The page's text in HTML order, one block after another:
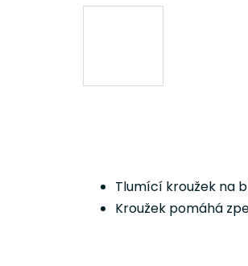
Tlumící kroužek na
Kroužek pomáhá